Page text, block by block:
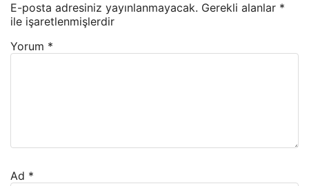
E-posta adresiniz yayınlanmayacak. Gerekli alanlar *
ile işaretlenmişlerdir
Yorum *
Ad *